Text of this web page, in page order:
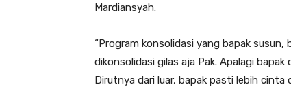
Mardiansyah.
“Program konsolidasi yang bapak
dikonsolidasi gilas aja Pak. Apalagi
Dirutnya dari luar, bapak pasti lebih cinta